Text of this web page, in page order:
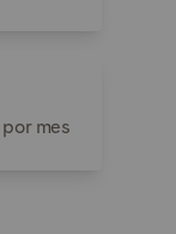
por mes